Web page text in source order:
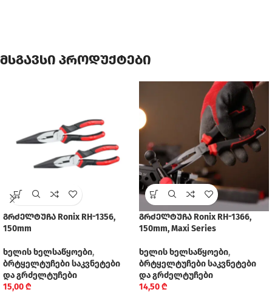
მსგავსი პროდუქტები
გრძელტუჩა Ronix RH-1356,
150mm
ხელის ხელსაწყოები,
ბრტყელტუჩები საკვნეტები
და გრძელტუჩები
15,00₾
გრძელტუჩა Ronix RH-1366,
150mm, Maxi Series
ხელის ხელსაწყოები,
ბრტყელტუჩები საკვნეტები
და გრძელტუჩები
14,50₾